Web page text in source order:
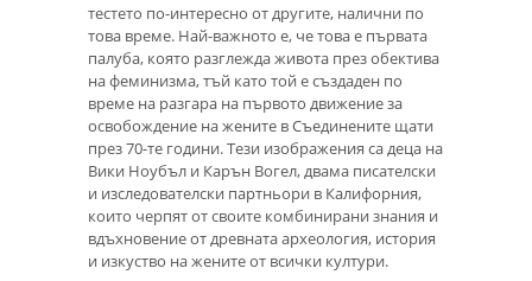
тестето по-интересно от другите, налични по
това време. Най-важното е, че това е първата
палуба, която разглежда живота през обектива
на феминизма, тъй като той е създаден по
време на разгара на първото движение за
освобождение на жените в Съединените щати
през 70-те години. Тези изображения са деца на
Вики Ноубъл и Карън Вогел, двама писателски
и изследователски партньори в Калифорния,
които черпят от своите комбинирани знания и
вдъхновение от древната археология, история
и изкуство на жените от всички култури.